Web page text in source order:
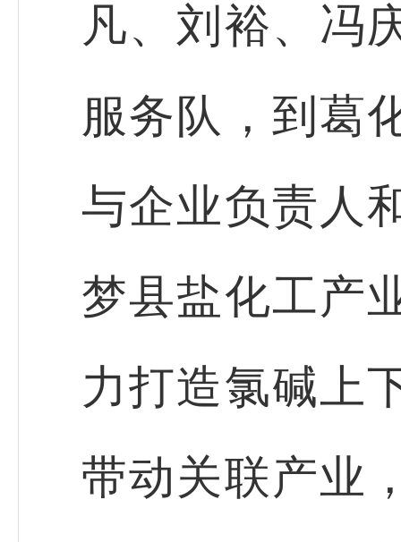
凡、刘裕、冯
服务队，到葛
与企业负责人
梦县盐化工产
力打造氯碱上
带动关联产业